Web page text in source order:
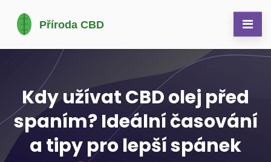
Kdy užívat CBD olej před
spaním? Ideální časování
a tipy pro lepší spánek